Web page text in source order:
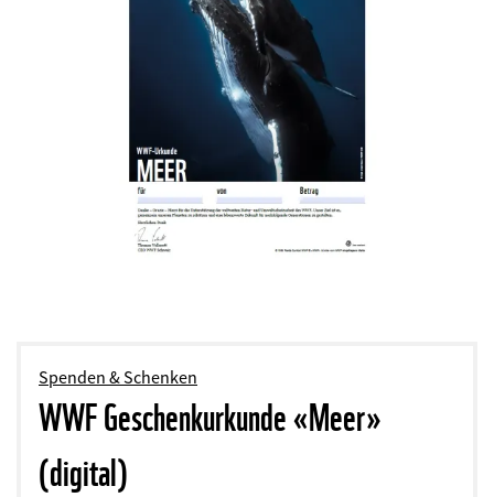
Spenden & Schenken
WWF Geschenkurkunde «Meer»
(digital)